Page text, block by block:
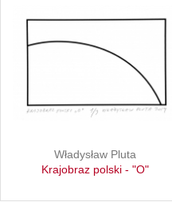
Władysław Pluta
Krajobraz polski - "O"